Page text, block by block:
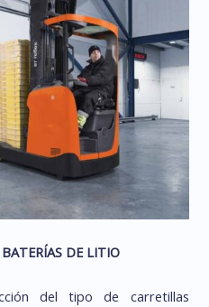
DE LITIO
del tipo de carretillas